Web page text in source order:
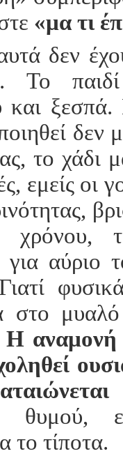
«μα τι
δεν
Το παιδί
και
δεν
το χάδι
εμείς οι
χρόνου,
αύριο
στο
Η αναμονή
θυμού,
το τίποτα.